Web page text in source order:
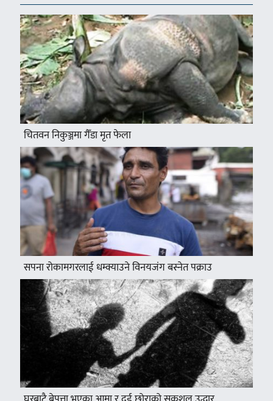
चितवन निकुञ्जमा गैँडा मृत फेला
सपना रोकामगरलाई धम्क्याउने विनयजंग बस्नेत पक्राउ